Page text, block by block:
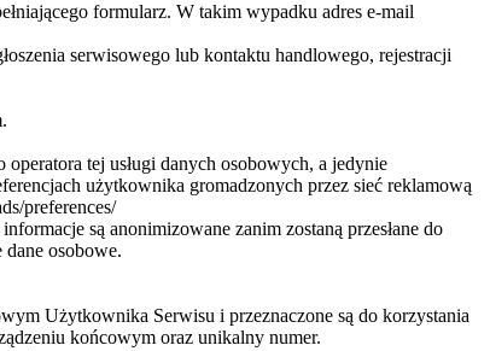
formularz. W takim wypadku adres e-mail
serwisowego lub kontaktu handlowego, rejestracji
tej usługi danych osobowych, a jedynie
użytkownika gromadzonych przez sieć reklamową
preferences/
są anonimizowane zanim zostaną przesłane do
osobowe.
Użytkownika Serwisu i przeznaczone są do korzystania
końcowym oraz unikalny numer.